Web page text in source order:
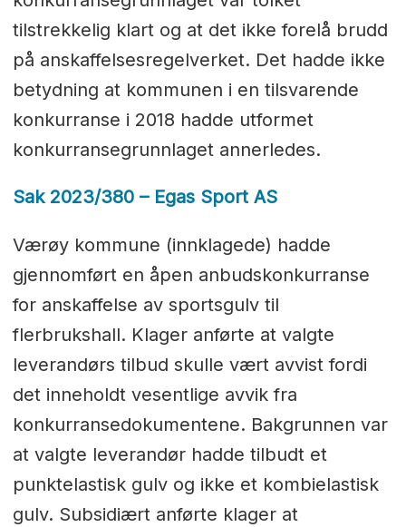
tilstrekkelig klart og at det ikke forelå brudd
på anskaffelsesregelverket. Det hadde ikke
betydning at kommunen i en tilsvarende
konkurranse i 2018 hadde utformet
konkurransegrunnlaget annerledes.
Sak 2023/380 – Egas Sport AS
Værøy kommune (innklagede) hadde
gjennomført en åpen anbudskonkurranse
for anskaffelse av sportsgulv til
flerbrukshall. Klager anførte at valgte
leverandørs tilbud skulle vært avvist fordi
det inneholdt vesentlige avvik fra
konkurransedokumentene. Bakgrunnen var
at valgte leverandør hadde tilbudt et
punktelastisk gulv og ikke et kombielastisk
gulv. Subsidiært anførte klager at